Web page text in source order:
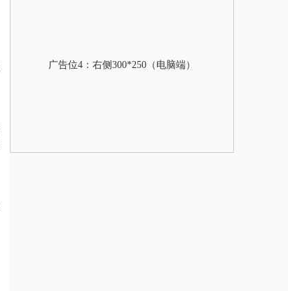
广告位4：右侧300*250（电脑端）